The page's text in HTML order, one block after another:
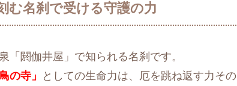
む名刹で受ける守護の力
「閼伽井屋」で知られる名刹です。
の寺」
としての生命力は、厄を跳ね返す力その